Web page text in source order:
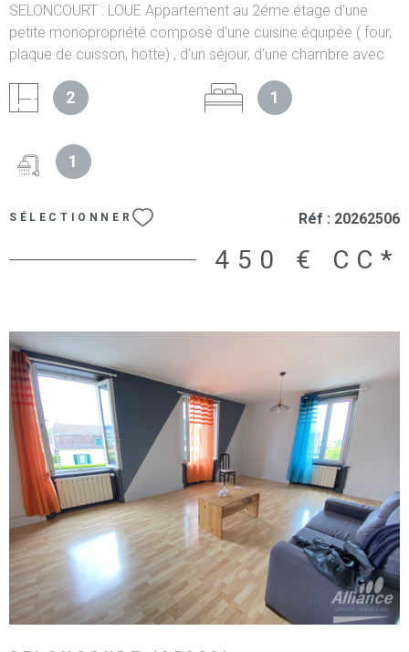
SELONCOURT : LOUE Appartement au 2éme étage d'une
petite monopropriété composé d'une cuisine équipée ( four,
plaque de cuisson, hotte) , d'un séjour, d'une chambre avec
entièrement renové. DISPONIBLE DE SUITE. Les
informations sur les risques auxquels ce bien est exposé
sont disponibles sur le site Géorisques
2 1
1
SÉLECTIONNER Réf : 20262506
450 € CC*
VOIR LE BIEN